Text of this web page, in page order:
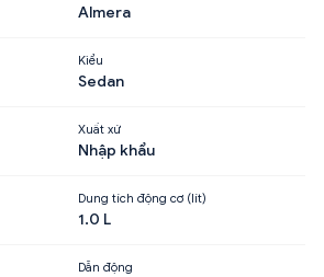
Almera
Kiểu
Sedan
Xuất xứ
Nhập khẩu
Dung tích động cơ (lít)
1.0 L
Dẫn động